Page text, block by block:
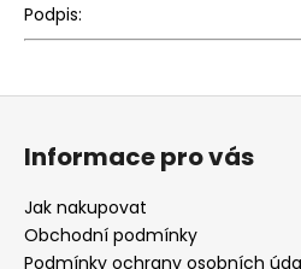
Podpis:
Z
Informace pro vás
Jak nakupovat
Obchodní podmínky
Podmínky ochrany osobních